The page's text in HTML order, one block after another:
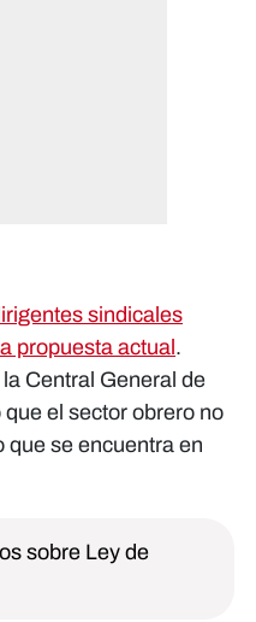
sindicales
propuesta actual.
Central General de
el sector obrero no
que se encuentra en
sobre Ley de